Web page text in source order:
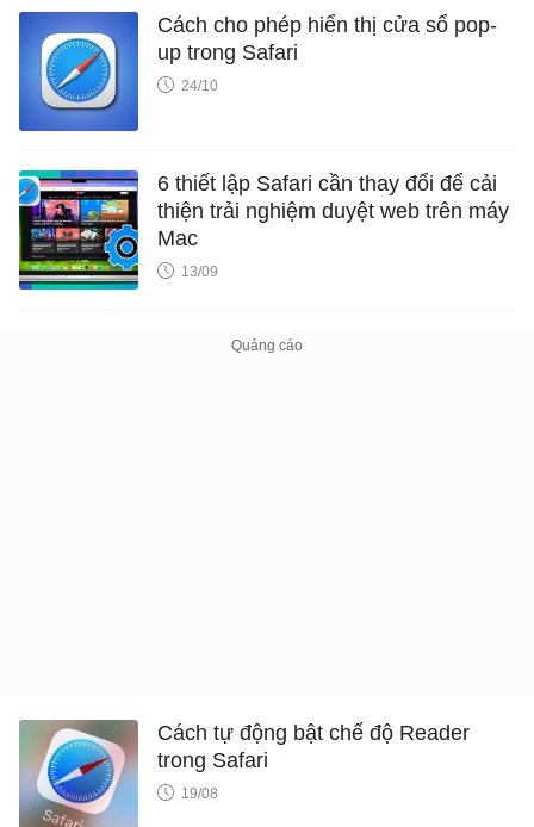
Cách cho phép hiển thị cửa sổ pop-
up trong Safari
24/10
6 thiết lập Safari cần thay đổi để cải
thiện trải nghiệm duyệt web trên máy
Mac
13/09
Cách tự động bật chế độ Reader
trong Safari
19/08